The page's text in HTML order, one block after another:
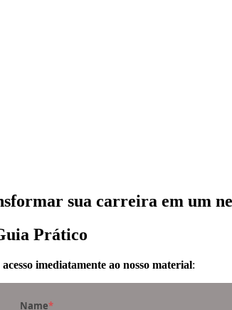
sua carreira em um
Prático
acesso imediatamente ao nosso material:
Name*